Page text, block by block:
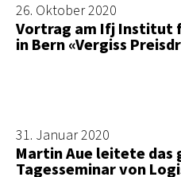
26. Oktober 2020
Vortrag am Ifj Institut
in Bern «Vergiss
31. Januar 2020
Martin Aue leitete das
Tagesseminar von